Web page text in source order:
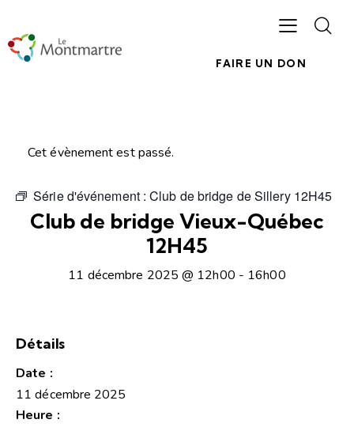
FAIRE UN DON
Cet évènement est passé.
Série d'événement :Club de bridge de Sillery 12H45
Club de bridge Vieux-Québec
12H45
11 décembre 2025 @ 12h00 - 16h00
Détails
Date :
11 décembre 2025
Heure :